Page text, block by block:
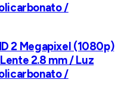
/
2 Megapixel (1080p)
2.8 mm / Luz
/